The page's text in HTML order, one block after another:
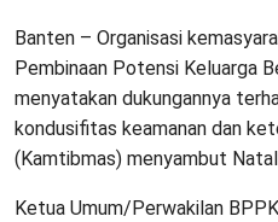
Banten – Organisasi
Pembinaan Potensi Keluarga
menyatakan dukungannya
kondusifitas keamanan dan
(Kamtibmas) menyambut
Ketua Umum/Perwakilan